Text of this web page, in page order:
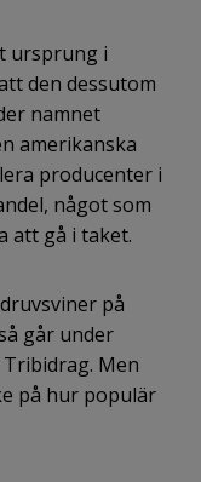
ursprung i
den dessutom
namnet
amerikanska
producenter i
något som
att gå i taket.
på
går under
Men
på hur populär